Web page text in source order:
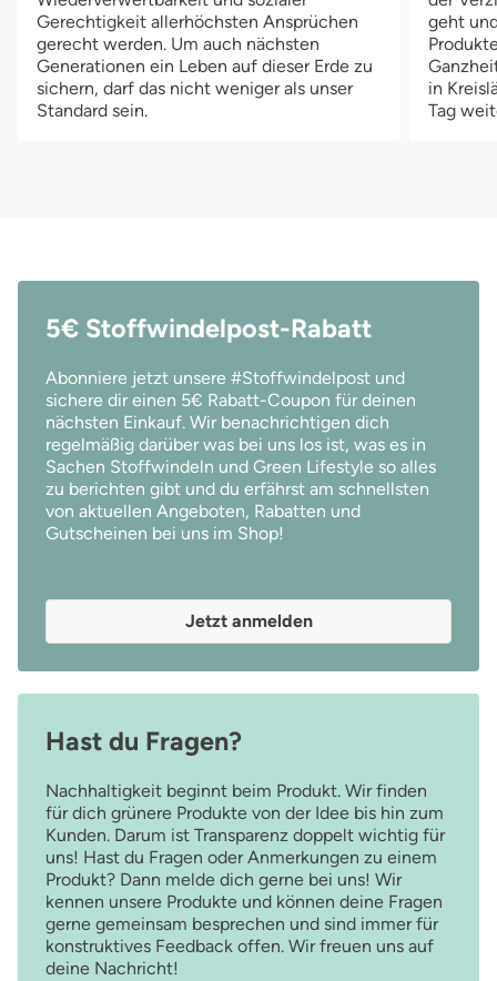
Gerechtigkeit allerhöchsten Ansprüchen
gerecht werden. Um auch nächsten
Generationen ein Leben auf dieser Erde zu
sichern, darf das nicht weniger als unser
Standard sein.
geht
in
Tag
5€ Stoffwindelpost-Rabatt
Abonniere jetzt unsere #Stoffwindelpost und
sichere dir einen 5€ Rabatt-Coupon für deinen
nächsten Einkauf. Wir benachrichtigen dich
regelmäßig darüber was bei uns los ist, was es in
Sachen Stoffwindeln und Green Lifestyle so alles
zu berichten gibt und du erfährst am schnellsten
von aktuellen Angeboten, Rabatten und
Gutscheinen bei uns im Shop!
Jetzt anmelden
Hast du Fragen?
Nachhaltigkeit beginnt beim Produkt. Wir finden
für dich grünere Produkte von der Idee bis hin zum
Kunden. Darum ist Transparenz doppelt wichtig für
uns! Hast du Fragen oder Anmerkungen zu einem
Produkt? Dann melde dich gerne bei uns! Wir
kennen unsere Produkte und können deine Fragen
gerne gemeinsam besprechen und sind immer für
konstruktives Feedback offen. Wir freuen uns auf
deine Nachricht!